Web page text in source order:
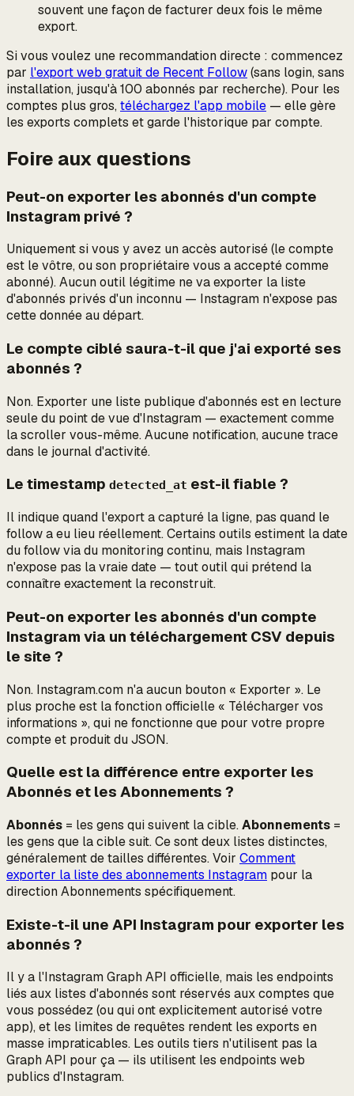
souvent une façon de facturer deux fois le même
export.
Si vous voulez une recommandation directe : commencez
par l'export web gratuit de Recent Follow(sans login, sans
installation, jusqu'à 100 abonnés par recherche). Pour les
comptes plus gros, téléchargez l'app mobile — elle gère
les exports complets et garde l'historique par compte.
Foire aux questions
Peut-on exporter les abonnés d'un compte
Instagram privé ?
Uniquement si vous y avez un accès autorisé (le compte
est le vôtre, ou son propriétaire vous a accepté comme
abonné). Aucun outil légitime ne va exporter la liste
d'abonnés privés d'un inconnu — Instagram n'expose pas
cette donnée au départ.
Le compte ciblé saura-t-il que j'ai exporté ses
abonnés ?
Non. Exporter une liste publique d'abonnés est en lecture
seule du point de vue d'Instagram — exactement comme
la scroller vous-même. Aucune notification, aucune trace
dans le journal d'activité.
Le timestamp detected_at est-il fiable ?
Il indique quand l'exporta capturé la ligne, pas quand le
follow a eu lieu réellement. Certains outils estiment la date
du follow via du monitoring continu, mais Instagram
n'expose pas la vraie date — tout outil qui prétend la
connaître exactement la reconstruit.
Peut-on exporter les abonnés d'un compte
Instagram via un téléchargement CSV depuis
le site ?
Non. Instagram.com n'a aucun bouton « Exporter ». Le
plus proche est la fonction officielle « Télécharger vos
informations », qui ne fonctionne que pour votre propre
compte et produit du JSON.
Quelle est la différence entre exporter les
Abonnés et les Abonnements ?
Abonnés = les gens qui suivent la cible.Abonnements =
les gens que la cible suit. Ce sont deux listes distinctes,
généralement de tailles différentes. Voir Comment
exporter la liste des abonnements Instagram pour la
directionAbonnements spécifiquement.
Existe-t-il une API Instagram pour exporter les
abonnés ?
Il y a l'Instagram Graph API officielle, mais les endpoints
liés aux listes d'abonnés sont réservés aux comptes que
vous possédez (ou qui ont explicitement autorisé votre
app), et les limites de requêtes rendent les exports en
masse impraticables. Les outils tiers n'utilisent pas la
Graph API pour ça — ils utilisent les endpoints web
publics d'Instagram.